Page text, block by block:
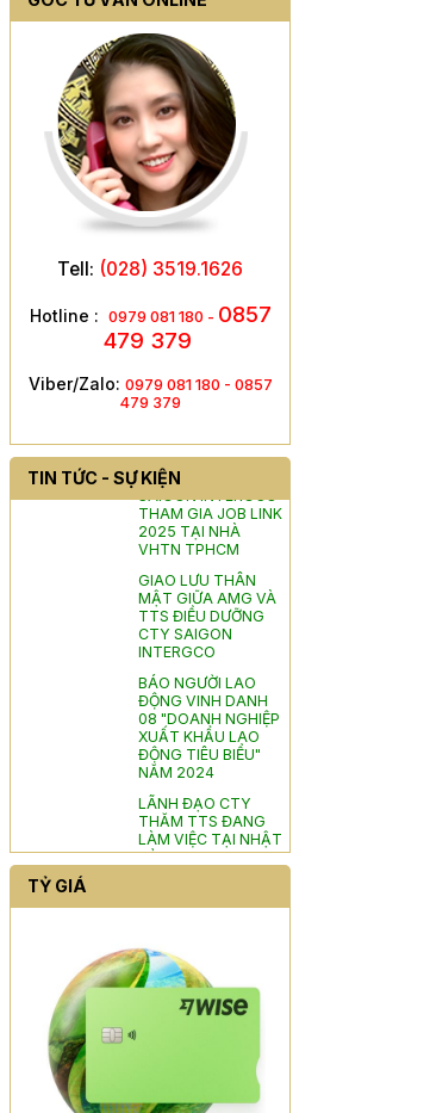
Tell: (028) 3519.1626
Hotline : 0979 081 180 - 0857
479 379
Viber/Zalo: 0979 081 180 - 0857
479 379
TIN TỨC - SỰ KIỆN
HÌNH ẢNH GIAO LƯU VỚI TRUNG
TÂM GIÁO DỤC NGHỀ NGHIỆP -
TRÔM
SAIGON INTERGCO
THAM GIA JOB LINK
2025 TẠI NHÀ
VHTN TPHCM
MẬT GIỮA AMG VÀ
TTS ĐIỀU DƯỠNG
CTY SAIGON
INTERGCO
ĐỘNG VINH DANH
08 "DOANH NGHIỆP
XUẤT KHẨU LAO
ĐỘNG TIÊU BIỂU"
NĂM 2024
THĂM TTS ĐANG
LÀM VIỆC TẠI NHẬT
BẢN
TỶ GIÁ